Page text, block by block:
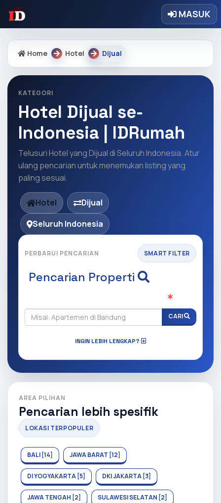
MASUK
Home Hotel Dijual
KATEGORI
Hotel Dijual se-
Indonesia | IDRumah
Telusuri Hotel yang Dijual di Seluruh Indonesia. Atur
ulang pencarian untuk menemukan listing yang
paling sesuai.
Hotel
Dijual
Seluruh Indonesia
PERBARUI PENCARIAN SMART FILTER
Pencarian Properti
CARI
INGIN LEBIH LENGKAP?
AREA PILIHAN
Pencarian lebih spesifik
LOKASI TERPOPULER
BALI [14] JAWA BARAT [12]
DI YOGYAKARTA [5] DKI JAKARTA [3]
JAWA TENGAH [2] SULAWESI SELATAN [2]